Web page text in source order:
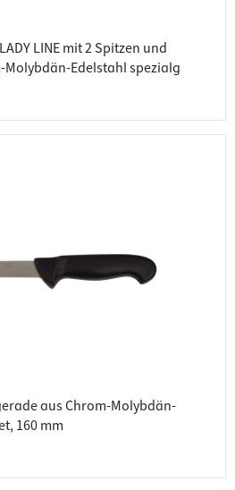
LINE mit 2 Spitzen und
Edelstahl spezialg
aus Chrom-Molybdän-
160 mm